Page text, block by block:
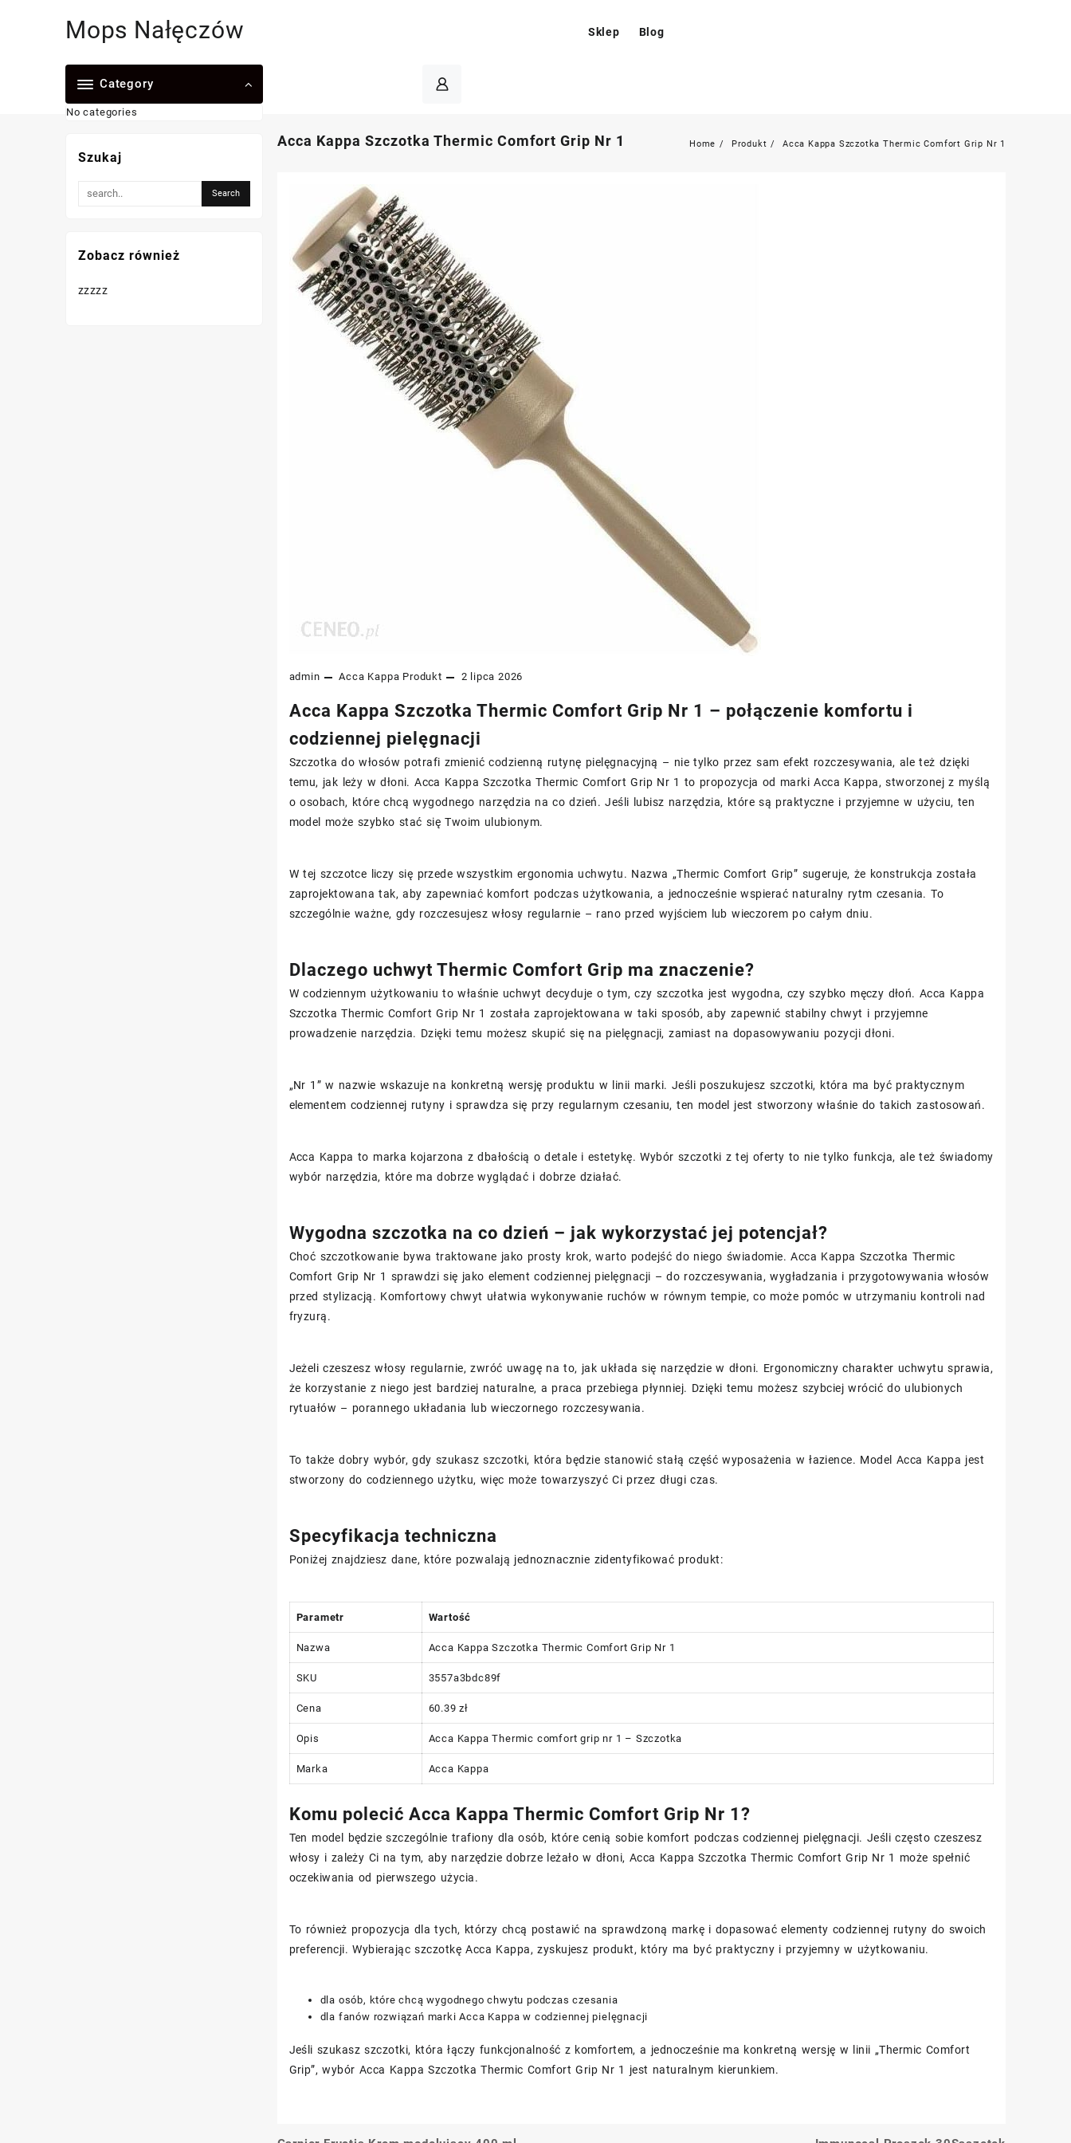
Mops Nałęczów Sklep Blog
Category
No categories
Acca Kappa Szczotka Thermic Comfort Grip Nr 1 Home Produkt Acca Kappa Szczotka Thermic Comfort Grip Nr 1
admin Acca Kappa Produkt 2 lipca 2026
Acca Kappa Szczotka Thermic Comfort Grip Nr 1 – połączenie komfortu i
codziennej pielęgnacji
Szczotka do włosów potrafi zmienić codzienną rutynę pielęgnacyjną – nie tylko przez sam efekt rozczesywania, ale też dzięki
temu, jak leży w dłoni. Acca Kappa Szczotka Thermic Comfort Grip Nr 1 to propozycja od marki Acca Kappa, stworzonej z myślą
o osobach, które chcą wygodnego narzędzia na co dzień. Jeśli lubisz narzędzia, które są praktyczne i przyjemne w użyciu, ten
model może szybko stać się Twoim ulubionym.
W tej szczotce liczy się przede wszystkim ergonomia uchwytu. Nazwa „Thermic Comfort Grip” sugeruje, że konstrukcja została
zaprojektowana tak, aby zapewniać komfort podczas użytkowania, a jednocześnie wspierać naturalny rytm czesania. To
szczególnie ważne, gdy rozczesujesz włosy regularnie – rano przed wyjściem lub wieczorem po całym dniu.
Dlaczego uchwyt Thermic Comfort Grip ma znaczenie?
W codziennym użytkowaniu to właśnie uchwyt decyduje o tym, czy szczotka jest wygodna, czy szybko męczy dłoń. Acca Kappa
Szczotka Thermic Comfort Grip Nr 1 została zaprojektowana w taki sposób, aby zapewnić stabilny chwyt i przyjemne
prowadzenie narzędzia. Dzięki temu możesz skupić się na pielęgnacji, zamiast na dopasowywaniu pozycji dłoni.
„Nr 1” w nazwie wskazuje na konkretną wersję produktu w linii marki. Jeśli poszukujesz szczotki, która ma być praktycznym
elementem codziennej rutyny i sprawdza się przy regularnym czesaniu, ten model jest stworzony właśnie do takich zastosowań.
Acca Kappa to marka kojarzona z dbałością o detale i estetykę. Wybór szczotki z tej oferty to nie tylko funkcja, ale też świadomy
wybór narzędzia, które ma dobrze wyglądać i dobrze działać.
Wygodna szczotka na co dzień – jak wykorzystać jej potencjał?
Choć szczotkowanie bywa traktowane jako prosty krok, warto podejść do niego świadomie. Acca Kappa Szczotka Thermic
Comfort Grip Nr 1 sprawdzi się jako element codziennej pielęgnacji – do rozczesywania, wygładzania i przygotowywania włosów
przed stylizacją. Komfortowy chwyt ułatwia wykonywanie ruchów w równym tempie, co może pomóc w utrzymaniu kontroli nad
fryzurą.
Jeżeli czeszesz włosy regularnie, zwróć uwagę na to, jak układa się narzędzie w dłoni. Ergonomiczny charakter uchwytu sprawia,
że korzystanie z niego jest bardziej naturalne, a praca przebiega płynniej. Dzięki temu możesz szybciej wrócić do ulubionych
rytuałów – porannego układania lub wieczornego rozczesywania.
To także dobry wybór, gdy szukasz szczotki, która będzie stanowić stałą część wyposażenia w łazience. Model Acca Kappa jest
stworzony do codziennego użytku, więc może towarzyszyć Ci przez długi czas.
Specyfikacja techniczna
Poniżej znajdziesz dane, które pozwalają jednoznacznie zidentyfikować produkt:
Parametr Wartość
Nazwa Acca Kappa Szczotka Thermic Comfort Grip Nr 1
SKU 3557a3bdc89f
Cena 60.39 zł
Opis Acca Kappa Thermic comfort grip nr 1 – Szczotka
Marka Acca Kappa
Komu polecić Acca Kappa Thermic Comfort Grip Nr 1?
Ten model będzie szczególnie trafiony dla osób, które cenią sobie komfort podczas codziennej pielęgnacji. Jeśli często czeszesz
włosy i zależy Ci na tym, aby narzędzie dobrze leżało w dłoni, Acca Kappa Szczotka Thermic Comfort Grip Nr 1 może spełnić
oczekiwania od pierwszego użycia.
To również propozycja dla tych, którzy chcą postawić na sprawdzoną markę i dopasować elementy codziennej rutyny do swoich
preferencji. Wybierając szczotkę Acca Kappa, zyskujesz produkt, który ma być praktyczny i przyjemny w użytkowaniu.
dla osób, które chcą wygodnego chwytu podczas czesania
dla fanów rozwiązań marki Acca Kappa w codziennej pielęgnacji
Jeśli szukasz szczotki, która łączy funkcjonalność z komfortem, a jednocześnie ma konkretną wersję w linii „Thermic Comfort
Grip”, wybór Acca Kappa Szczotka Thermic Comfort Grip Nr 1 jest naturalnym kierunkiem.
Szukaj
Zobacz również
zzzzz